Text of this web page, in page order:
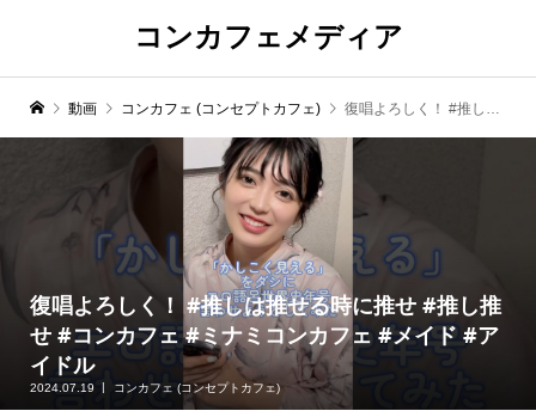
コンカフェメディア
動画 コンカフェ (コンセプトカフェ) 復唱よろしく！ #推しは推せる時に推せ #推し推せ #コンカフェ #ミナミコンカフェ #メイド #アイドル
復唱よろしく！ #推しは推せる時に推せ #推し推
せ #コンカフェ #ミナミコンカフェ #メイド #ア
イドル
2024.07.19 コンカフェ (コンセプトカフェ)